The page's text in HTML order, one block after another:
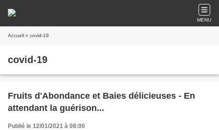
MENU
Accueil » covid-19
covid-19
Fruits d'Abondance et Baies délicieuses - En
attendant la guérison...
Publié le 12/01/2021 à 08:00